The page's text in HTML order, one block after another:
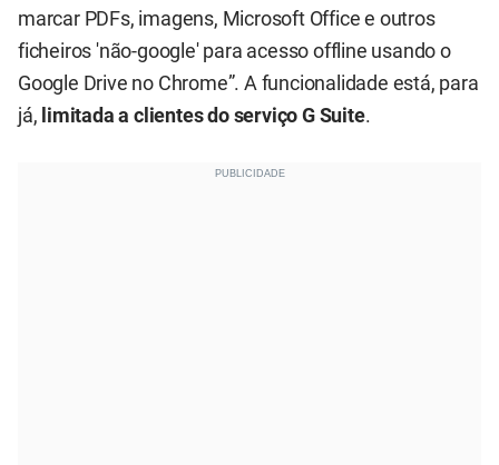
marcar PDFs, imagens, Microsoft Office e outros
ficheiros 'não-google' para acesso offline usando o
Google Drive no Chrome”. A funcionalidade está, para
já, limitada a clientes do serviço G Suite.